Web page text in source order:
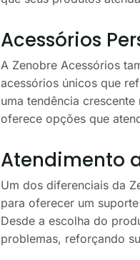
Acessórios
A Zenobre Acessórios
acessórios únicos que
uma tendência
oferece opções que
Atendimento
Um dos diferenciais da
para oferecer um
Desde a escolha do
problemas, reforçando